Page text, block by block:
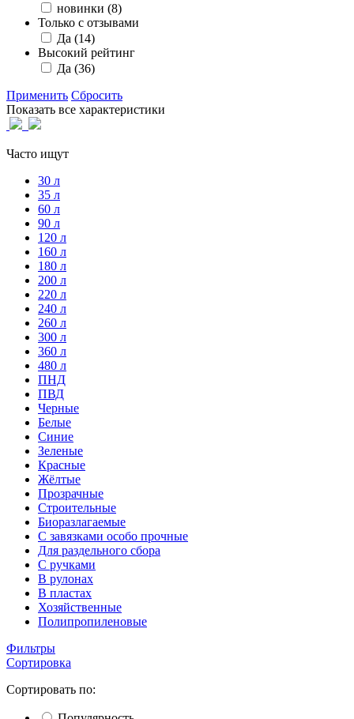
новинки (8)
Только с отзывами
Да (14)
Высокий рейтинг
Да (36)
Применить Сбросить
Показать все характеристики
Часто ищут
30 л
35 л
60 л
90 л
120 л
160 л
180 л
200 л
220 л
240 л
260 л
300 л
360 л
480 л
ПНД
ПВД
Черные
Белые
Синие
Зеленые
Красные
Жёлтые
Прозрачные
Строительные
Биоразлагаемые
С завязками особо прочные
Для раздельного сбора
С ручками
В рулонах
В пластах
Хозяйственные
Полипропиленовые
Фильтры
Сортировка
Сортировать по: